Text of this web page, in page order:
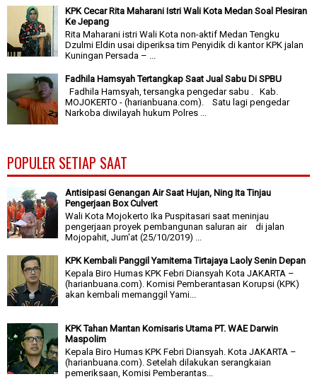
KPK Cecar Rita Maharani Istri Wali Kota Medan Soal Plesiran
Ke Jepang
Rita Maharani istri Wali Kota non-aktif Medan Tengku
Dzulmi Eldin usai diperiksa tim Penyidik di kantor KPK jalan
Kuningan Persada – ...
Fadhila Hamsyah Tertangkap Saat Jual Sabu Di SPBU
Fadhila Hamsyah, tersangka pengedar sabu . Kab.
MOJOKERTO - (harianbuana.com). Satu lagi pengedar
Narkoba diwilayah hukum Polres ...
POPULER SETIAP SAAT
Antisipasi Genangan Air Saat Hujan, Ning Ita Tinjau
Pengerjaan Box Culvert
Wali Kota Mojokerto Ika Puspitasari saat meninjau
pengerjaan proyek pembangunan saluran air di jalan
Mojopahit, Jum'at (25/10/2019) ...
KPK Kembali Panggil Yamitema Tirtajaya Laoly Senin Depan
Kepala Biro Humas KPK Febri Diansyah Kota JAKARTA –
(harianbuana.com). Komisi Pemberantasan Korupsi (KPK)
akan kembali memanggil Yami...
KPK Tahan Mantan Komisaris Utama PT. WAE Darwin
Maspolim
Kepala Biro Humas KPK Febri Diansyah. Kota JAKARTA –
(harianbuana.com). Setelah dilakukan serangkaian
pemeriksaan, Komisi Pemberantas...